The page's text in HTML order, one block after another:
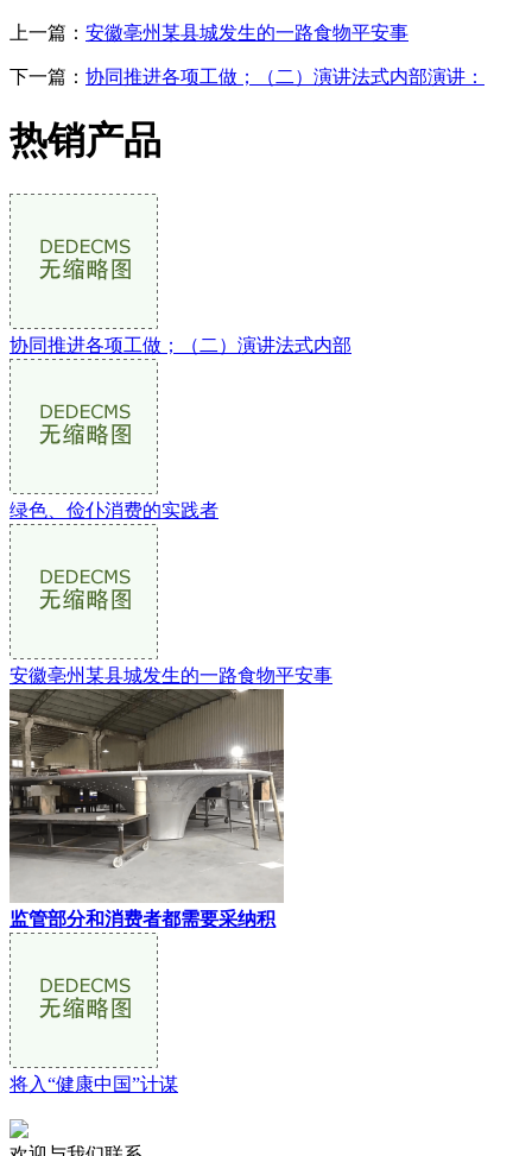
上一篇： 安徽亳州某县城发生的一路食物平安事
下一篇： 协同推进各项工做；（二）演讲法式内部演讲：
热销产品
协同推进各项工做；（二）演讲法式内部
绿色、俭仆消费的实践者
安徽亳州某县城发生的一路食物平安事
监管部分和消费者都需要采纳积
将入“健康中国”计谋